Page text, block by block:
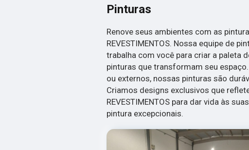
Pinturas
Renove seus ambientes com as
REVESTIMENTOS. Nossa equipe de
trabalha com você para criar a paleta
pinturas que transformam seu
ou externos, nossas pinturas são
Criamos designs exclusivos que
REVESTIMENTOS para dar vida às
pintura excepcionais.